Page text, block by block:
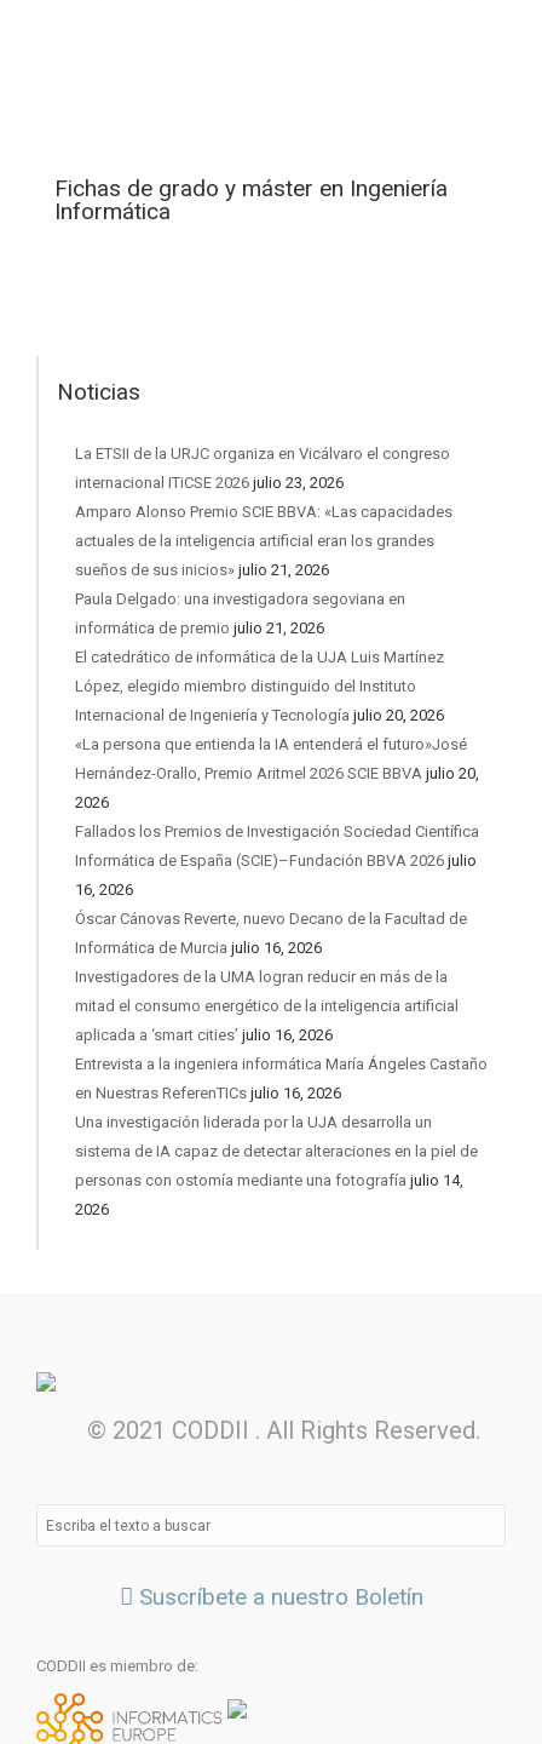
Fichas de grado y máster en Ingeniería
Informática
Noticias
La ETSII de la URJC organiza en Vicálvaro el congreso
internacional ITiCSE 2026 julio 23, 2026
Amparo Alonso Premio SCIE BBVA: «Las capacidades
actuales de la inteligencia artificial eran los grandes
sueños de sus inicios» julio 21, 2026
Paula Delgado: una investigadora segoviana en
informática de premio julio 21, 2026
El catedrático de informática de la UJA Luis Martínez
López, elegido miembro distinguido del Instituto
Internacional de Ingeniería y Tecnología julio 20, 2026
«La persona que entienda la IA entenderá el futuro»José
Hernández-Orallo, Premio Aritmel 2026 SCIE BBVA julio 20,
2026
Fallados los Premios de Investigación Sociedad Científica
Informática de España (SCIE)–Fundación BBVA 2026 julio
16, 2026
Óscar Cánovas Reverte, nuevo Decano de la Facultad de
Informática de Murcia julio 16, 2026
Investigadores de la UMA logran reducir en más de la
mitad el consumo energético de la inteligencia artificial
aplicada a ‘smart cities’ julio 16, 2026
Entrevista a la ingeniera informática María Ángeles Castaño
en Nuestras ReferenTICs julio 16, 2026
Una investigación liderada por la UJA desarrolla un
sistema de IA capaz de detectar alteraciones en la piel de
personas con ostomía mediante una fotografía julio 14,
2026
© 2021 CODDII . All Rights Reserved.
Suscríbete a nuestro Boletín
CODDII es miembro de: